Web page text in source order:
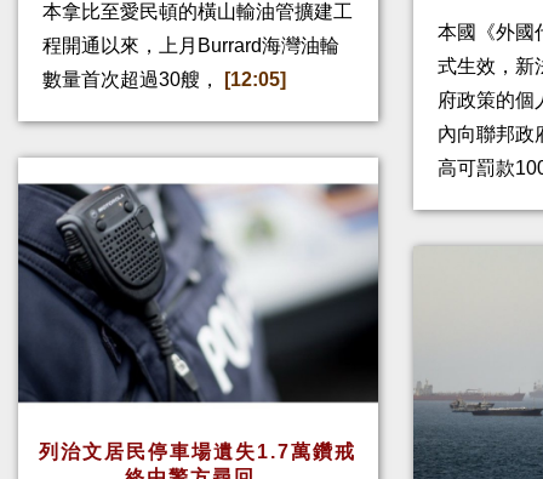
本拿比至愛民頓的橫山輸油管擴建工
程開通以來，上月Burrard海灣油輪
數量首次超過30艘，
[12:05]
列治文居民停車場遺失1.7萬鑽戒
本國《外國
式生效，新
府政策的個
內向聯邦政
高可罰款